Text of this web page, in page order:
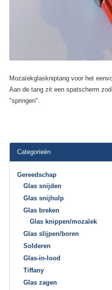
Mozaïekglaskniptang voor het
Aan de tang zit een spatscherm
"springen".
Categorieën
Gereedschap
Glas snijden
Glas snijhulp
Glas breken
Glas knippen/mozaïek
Glas slijpen/boren
Solderen
Glas-in-lood
Tiffany
Glas zagen